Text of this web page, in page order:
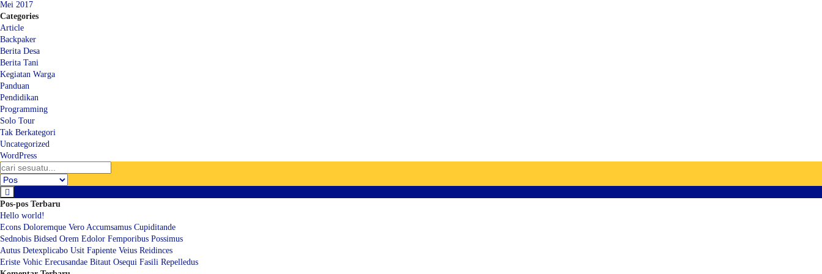
Mei 2017
Categories
Article
Backpaker
Berita Desa
Berita Tani
Kegiatan Warga
Panduan
Pendidikan
Programming
Solo Tour
Tak Berkategori
Uncategorized
WordPress
Pos-pos Terbaru
Hello world!
Econs Doloremque Vero Accumsamus Cupiditande
Sednobis Bidsed Orem Edolor Femporibus Possimus
Autus Detexplicabo Usit Fapiente Veius Reidinces
Eriste Vohic Erecusandae Bitaut Osequi Fasili Repelledus